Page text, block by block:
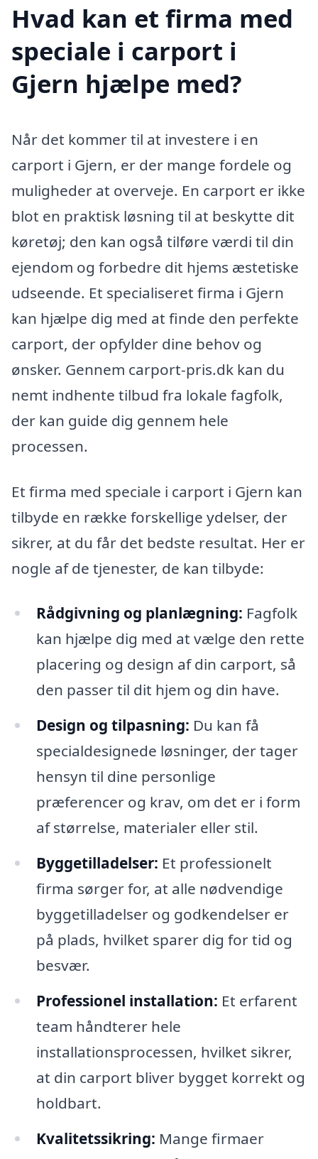
Hvad kan et firma med
speciale i carport i
Gjern hjælpe med?
Når det kommer til at investere i en
carport i Gjern, er der mange fordele og
muligheder at overveje. En carport er ikke
blot en praktisk løsning til at beskytte dit
køretøj; den kan også tilføre værdi til din
ejendom og forbedre dit hjems æstetiske
udseende. Et specialiseret firma i Gjern
kan hjælpe dig med at finde den perfekte
carport, der opfylder dine behov og
ønsker. Gennem carport-pris.dk kan du
nemt indhente tilbud fra lokale fagfolk,
der kan guide dig gennem hele
processen.
Et firma med speciale i carport i Gjern kan
tilbyde en række forskellige ydelser, der
sikrer, at du får det bedste resultat. Her er
nogle af de tjenester, de kan tilbyde:
Rådgivning og planlægning: Fagfolk
kan hjælpe dig med at vælge den rette
placering og design af din carport, så
den passer til dit hjem og din have.
Design og tilpasning: Du kan få
specialdesignede løsninger, der tager
hensyn til dine personlige
præferencer og krav, om det er i form
af størrelse, materialer eller stil.
Byggetilladelser: Et professionelt
firma sørger for, at alle nødvendige
byggetilladelser og godkendelser er
på plads, hvilket sparer dig for tid og
besvær.
Professionel installation: Et erfarent
team håndterer hele
installationsprocessen, hvilket sikrer,
at din carport bliver bygget korrekt og
holdbart.
Kvalitetssikring: Mange firmaer